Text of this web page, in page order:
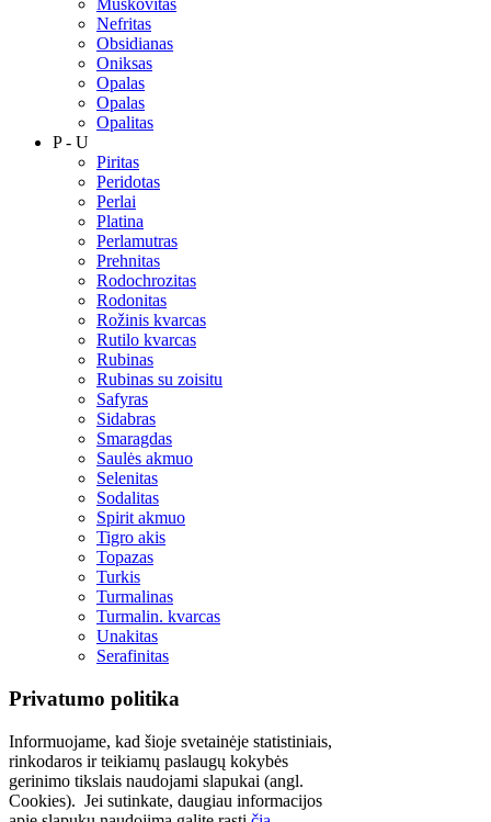
Muskovitas
Nefritas
Obsidianas
Oniksas
Opalas
Opalas
Opalitas
P - U
Piritas
Peridotas
Perlai
Platina
Perlamutras
Prehnitas
Rodochrozitas
Rodonitas
Rožinis kvarcas
Rutilo kvarcas
Rubinas
Rubinas su zoisitu
Safyras
Sidabras
Smaragdas
Saulės akmuo
Selenitas
Sodalitas
Spirit akmuo
Tigro akis
Topazas
Turkis
Turmalinas
Turmalin. kvarcas
Unakitas
Serafinitas
Privatumo politika
Informuojame, kad šioje svetainėje statistiniais,
rinkodaros ir teikiamų paslaugų kokybės
gerinimo tikslais naudojami slapukai (angl.
Cookies). Jei sutinkate, daugiau informacijos